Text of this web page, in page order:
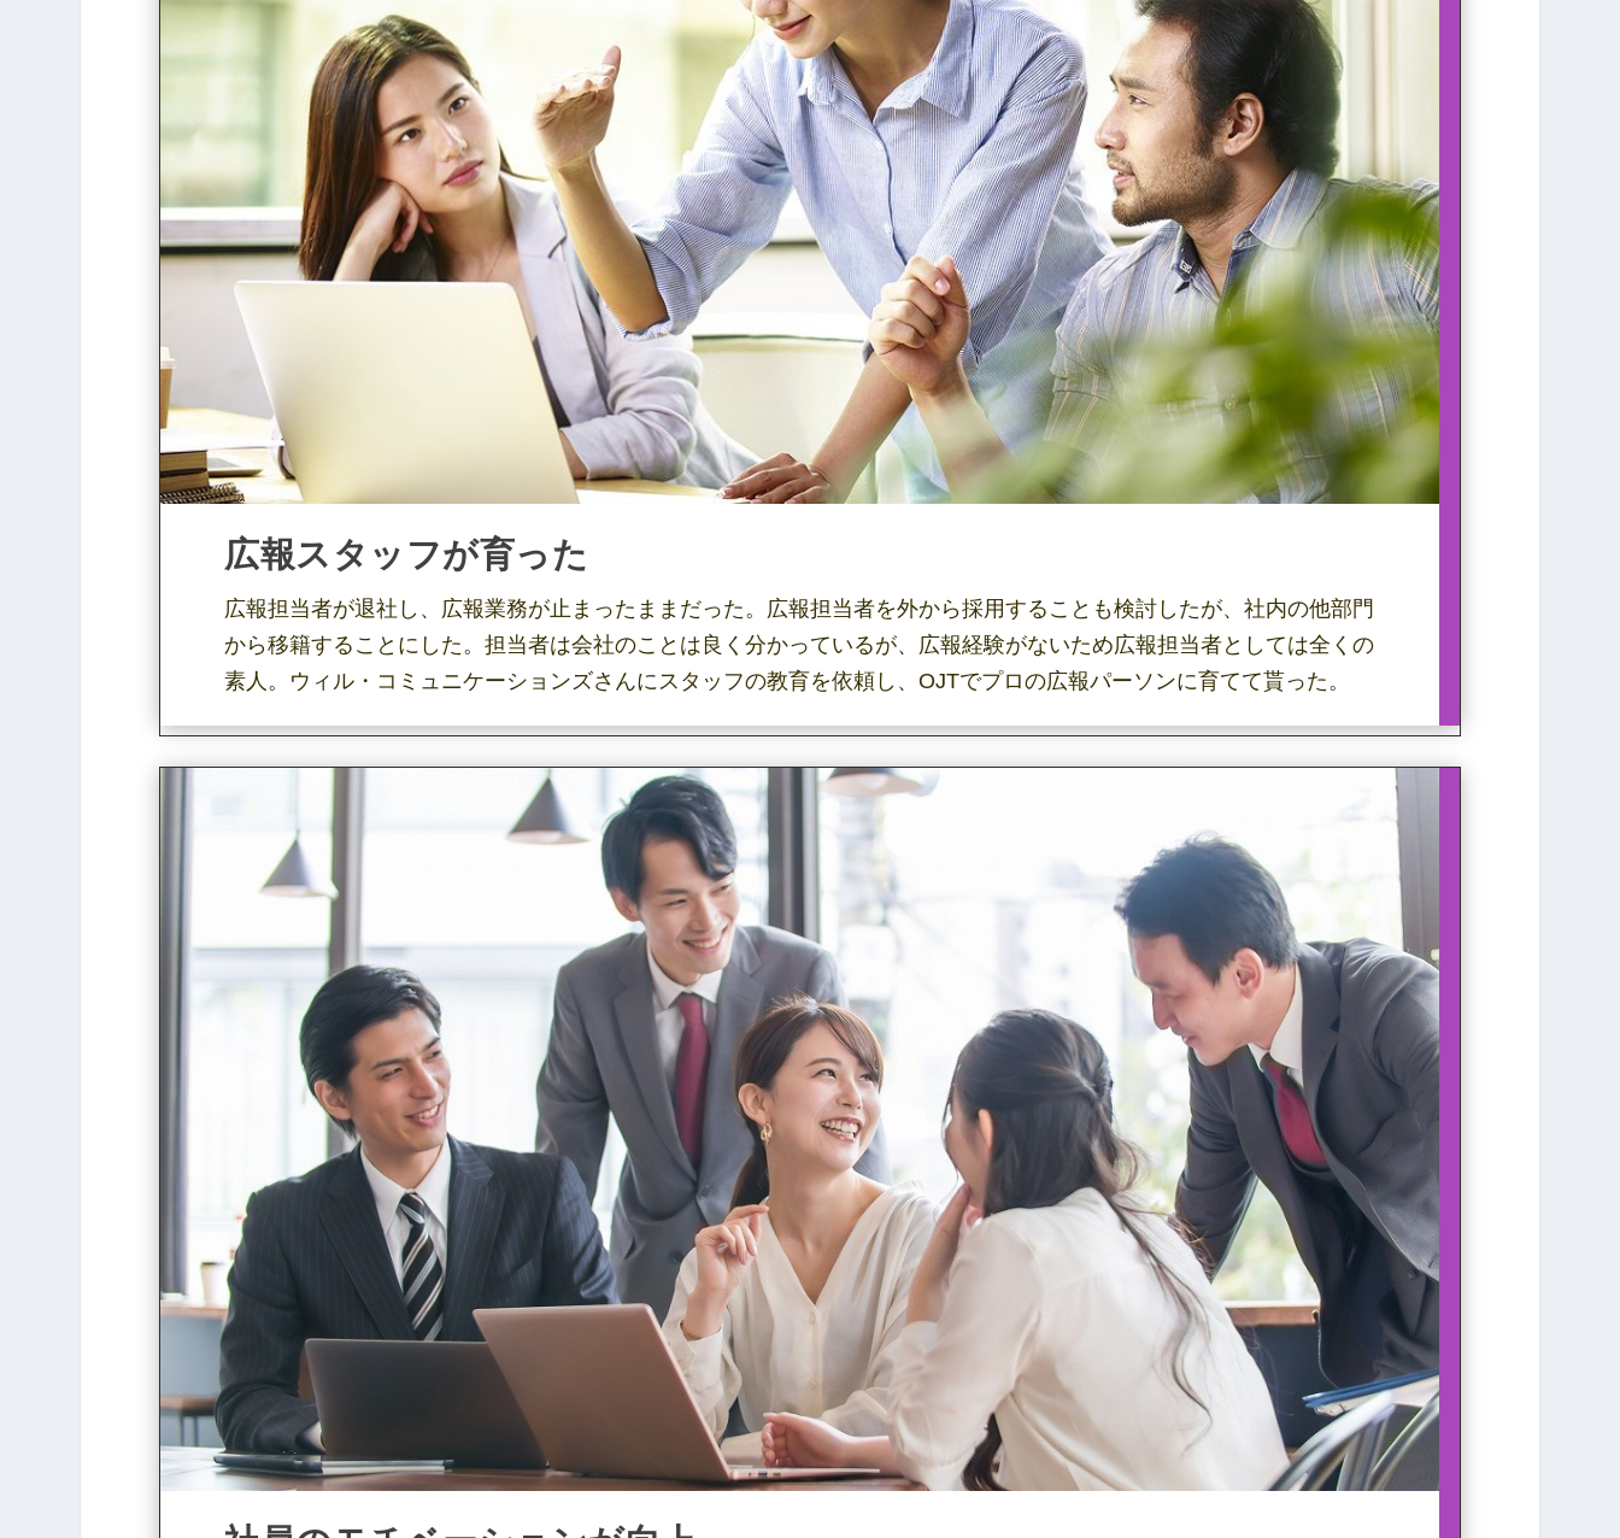
広報スタッフが育った
広報担当者が退社し、広報業務が止まったままだった。広報担当者を外から採用することも検討したが、社内の他部門
から移籍することにした。担当者は会社のことは良く分かっているが、広報経験がないため広報担当者としては全くの
素人。ウィル・コミュニケーションズさんにスタッフの教育を依頼し、OJTでプロの広報パーソンに育てて貰った。